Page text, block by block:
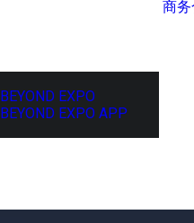
BEYOND EXPO
BEYOND EXPO APP
商